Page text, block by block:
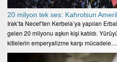
20 milyon tek ses: Kahrolsun
Irak’ta Necef’ten Kerbela’ya yapılan
gelen 20 milyonu aşkın kişi katıldı.
kitlelerin emperyalizme karşı mücadele…